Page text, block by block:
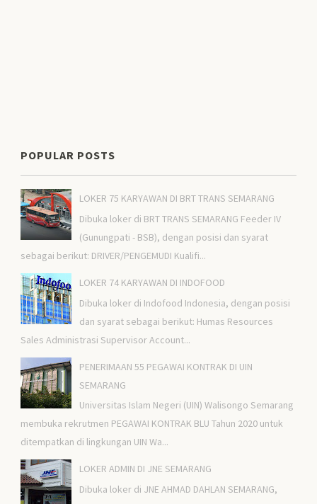
POPULAR POSTS
LOKER 75 KARYAWAN DI BRT TRANS SEMARANG
Dibuka loker di BRT TRANS SEMARANG Feeder IV
(Gunungpati - BSB), dengan posisi dan syarat
sebagai berikut: DRIVER/PENGEMUDI Kualifi...
LOKER 74 KARYAWAN DI INDOFOOD
Dibuka loker di Indofood Indonesia, dengan posisi
dan syarat sebagai berikut: Humas Resources
Sales Administrasi Supervisor Account...
PENERIMAAN 55 PEGAWAI KONTRAK DI UIN
SEMARANG
Universitas Islam Negeri (UIN) Walisongo Semarang
membuka rekrutmen PEGAWAI KONTRAK BLU Tahun 2020 untuk
ditempatkan di lingkungan UIN Wa...
LOKER ADMIN DI JNE SEMARANG
Dibuka loker di JNE AHMAD DAHLAN SEMARANG,